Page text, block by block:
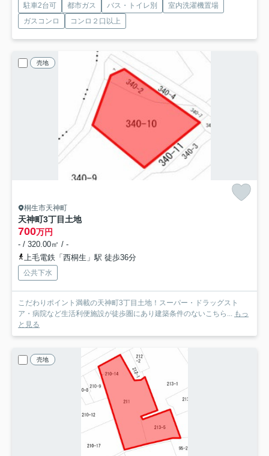
駐車2台可 都市ガス バス・トイレ別
室内洗濯機置場
ガスコンロ
コンロ２口以上
売地
桐生市天神町
天神町3丁目土地
700万円
- / 320.00㎡ / -
上毛電鉄「西桐生」駅 徒歩36分
公共下水
こだわりポイント満載の天神町3丁目土地！スーパー・ドラッグスト
ア・病院など生活利便施設が徒歩圏にあり建築条件のないこちら... もっ
と見る
売地